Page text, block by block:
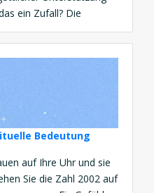
ein Zufall? Die
ist eine kraftvolle
und
Bedeutung
auf Ihre Uhr und sie
Sie die Zahl 2002 auf